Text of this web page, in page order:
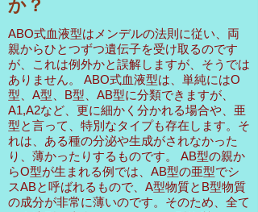
か？
ABO式血液型はメンデルの法則に従い、両
親からひとつずつ遺伝子を受け取るのです
が、これは例外かと誤解しますが、そうでは
ありません。 ABO式血液型は、単純にはO
型、A型、B型、AB型に分類できますが、
A1,A2など、更に細かく分かれる場合や、亜
型と言って、特別なタイプも存在します。そ
れは、ある種の分泌や生成がされなかった
り、薄かったりするものです。 AB型の親か
らO型が生まれる例では、AB型の亜型でシ
スABと呼ばれるもので、A型物質とB型物質
の成分が非常に薄いのです。そのため、全て